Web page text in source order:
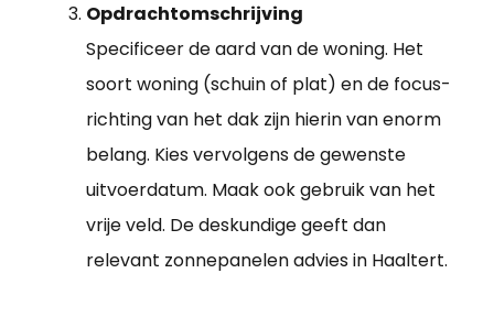
Opdrachtomschrijving
Specificeer de aard van de woning. Het
soort woning (schuin of plat) en de focus-
richting van het dak zijn hierin van enorm
belang. Kies vervolgens de gewenste
uitvoerdatum. Maak ook gebruik van het
vrije veld. De deskundige geeft dan
relevant zonnepanelen advies in Haaltert.